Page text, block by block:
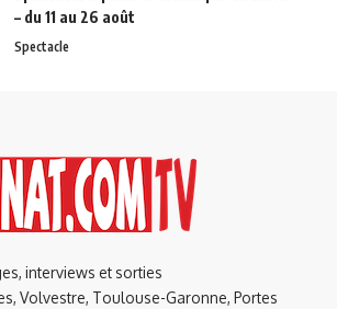
– du 11 au 26 août
Spectacle
interviews et sorties
Volvestre, Toulouse-Garonne, Portes